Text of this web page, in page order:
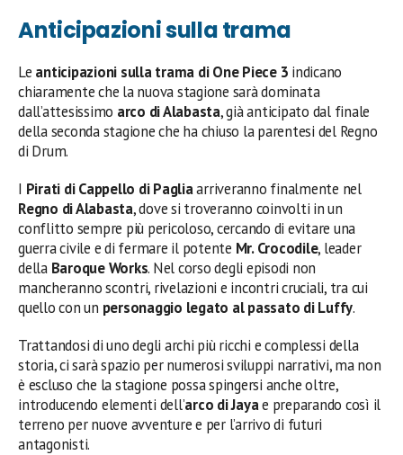
Anticipazioni sulla trama
Le anticipazioni sulla trama di One Piece 3 indicano
chiaramente che la nuova stagione sarà dominata
dall’attesissimo arco di Alabasta, già anticipato dal finale
della seconda stagione che ha chiuso la parentesi del Regno
di Drum.
I Pirati di Cappello di Pagliaarriveranno finalmente nel
Regno di Alabasta, dove si troveranno coinvolti in un
conflitto sempre più pericoloso, cercando di evitare una
guerra civile e di fermare il potente Mr. Crocodile, leader
della Baroque Works. Nel corso degli episodi non
mancheranno scontri, rivelazioni e incontri cruciali, tra cui
quello con un personaggio legato al passato di Luffy.
Trattandosi di uno degli archi più ricchi e complessi della
storia, ci sarà spazio per numerosi sviluppi narrativi, ma non
è escluso che la stagione possa spingersi anche oltre,
introducendo elementi dell’arco di Jayae preparando così il
terreno per nuove avventure e per l’arrivo di futuri
antagonisti.